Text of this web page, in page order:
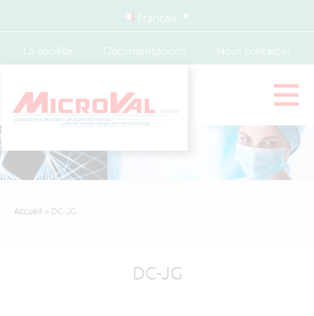
Français
La société Documentations Nous contacter
Accueil > DC-JG
DC-JG